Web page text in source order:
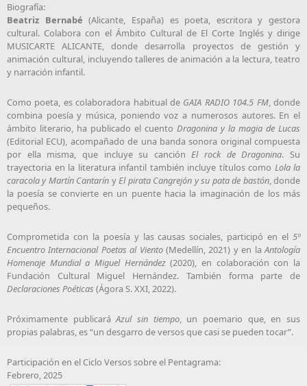
Biografía:
Beatriz Bernabé (Alicante, España) es poeta, escritora y gestora
cultural. Colabora con el Ámbito Cultural de El Corte Inglés y dirige
MUSICARTE ALICANTE, donde desarrolla proyectos de gestión y
animación cultural, incluyendo talleres de animación a la lectura, teatro
y narración infantil.
Como poeta, es colaboradora habitual de GAIA RADIO 104.5 FM, donde
combina poesía y música, poniendo voz a numerosos autores. En el
ámbito literario, ha publicado el cuento Dragonina y la magia de Lucas
(Editorial ECU), acompañado de una banda sonora original compuesta
por ella misma, que incluye su canciónEl rock de Dragonina. Su
trayectoria en la literatura infantil también incluye títulos como Lola la
caracola y Martín Cantarín yEl pirata Cangrejón y su pata de bastón, donde
la poesía se convierte en un puente hacia la imaginación de los más
pequeños.
Comprometida con la poesía y las causas sociales, participó en el 5º
Encuentro Internacional Poetas al Viento(Medellín, 2021) y en laAntología
Homenaje Mundial a Miguel Hernández(2020), en colaboración con la
Fundación Cultural Miguel Hernández. También forma parte de
Declaraciones Poéticas (Ágora S. XXI, 2022).
Próximamente publicaráAzul sin tiempo, un poemario que, en sus
propias palabras, es “un desgarro de versos que casi se pueden tocar”.
Participación en el Ciclo Versos sobre el Pentagrama:
Febrero, 2025